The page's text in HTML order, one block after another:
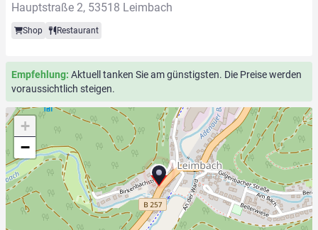
Hauptstraße 2, 53518 Leimbach
Shop Restaurant
Empfehlung: Aktuell tanken Sie am günstigsten. Die Preise werden
voraussichtlich steigen.
+
−